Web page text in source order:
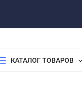
КАТАЛОГ ТОВАРОВ